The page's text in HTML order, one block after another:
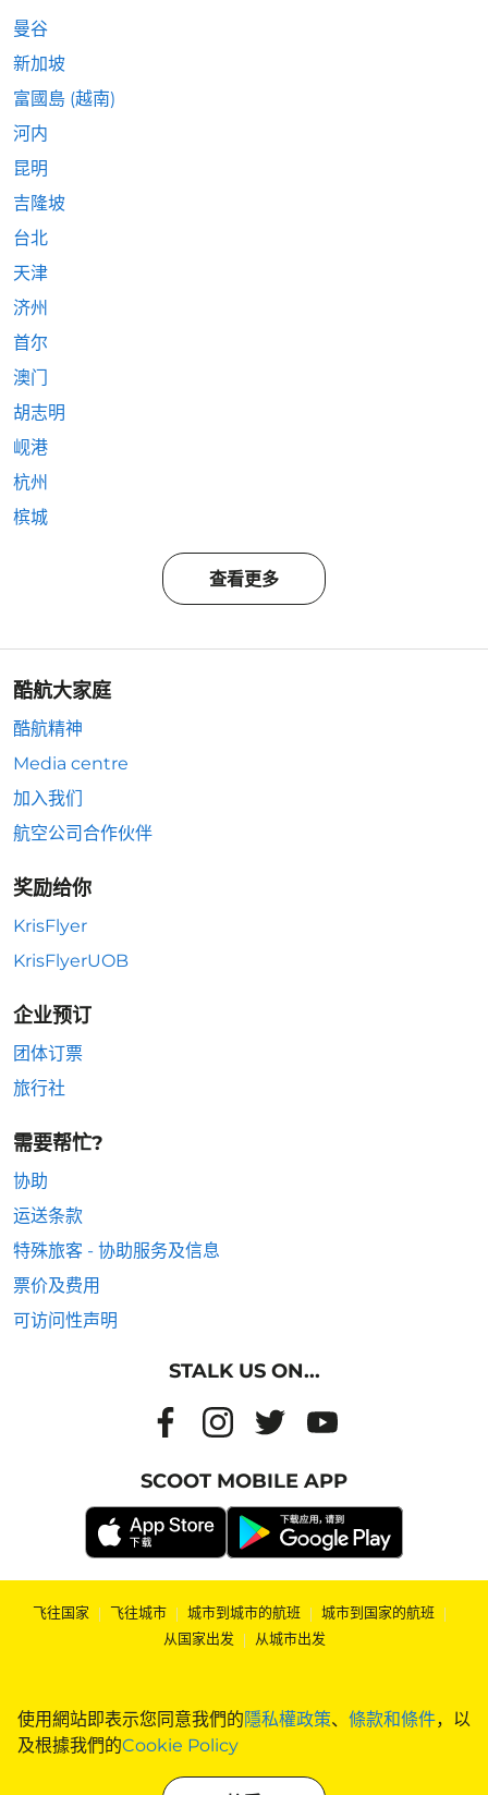
使用網站即表示您同意我們的隱私權政策、 條款和條件，以
及根據我們的Cookie Policy
曼谷
新加坡
富國島 (越南)
河内
昆明
吉隆坡
台北
天津
济州
首尔
澳门
胡志明
岘港
杭州
槟城
查看更多
酷航大家庭
酷航精神
Media centre
加入我们
航空公司合作伙伴
奖励给你
KrisFlyer
KrisFlyerUOB
企业预订
团体订票
旅行社
需要帮忙?
协助
运送条款
特殊旅客 - 协助服务及信息
票价及费用
可访问性声明
STALK US ON...
SCOOT MOBILE APP
飞往国家 | 飞往城市 | 城市到城市的航班 | 城市到国家的航班 |
从国家出发 | 从城市出发